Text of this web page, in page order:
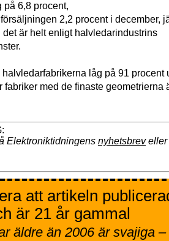
på 6,8 procent,
2,2 procent i december,
det är helt enligt halvledarindustrins
låg på 91 procent
fabriker med de finaste geometrierna
Elektroniktidningens nyhetsbreveller
att artikeln
är 21 år gammal
äldre än 2006 är svajiga –